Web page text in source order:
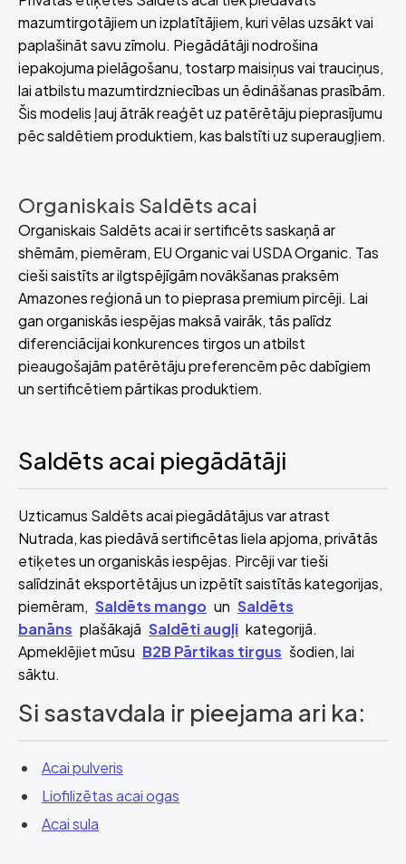
mazumtirgotājiem un izplatītājiem, kuri vēlas uzsākt vai
paplašināt savu zīmolu. Piegādātāji nodrošina
iepakojuma pielāgošanu, tostarp maisiņus vai trauciņus,
lai atbilstu mazumtirdzniecības un ēdināšanas prasībām.
Šis modelis ļauj ātrāk reaģēt uz patērētāju pieprasījumu
pēc saldētiem produktiem, kas balstīti uz superaugļiem.
Organiskais Saldēts acai
Organiskais Saldēts acai ir sertificēts saskaņā ar
shēmām, piemēram, EU Organic vai USDA Organic. Tas
cieši saistīts ar ilgtspējīgām novākšanas praksēm
Amazones reģionā un to pieprasa premium pircēji. Lai
gan organiskās iespējas maksā vairāk, tās palīdz
diferenciācijai konkurences tirgos un atbilst
pieaugošajām patērētāju preferencēm pēc dabīgiem
un sertificētiem pārtikas produktiem.
Saldēts acai piegādātāji
Uzticamus Saldēts acai piegādātājus var atrast
Nutrada, kas piedāvā sertificētas liela apjoma, privātās
etiķetes un organiskās iespējas. Pircēji var tieši
salīdzināt eksportētājus un izpētīt saistītās kategorijas,
piemēram, Saldēts mango un Saldēts
banāns plašākajā Saldēti augļi kategorijā.
Apmeklējiet mūsu B2B Pārtikas tirgus šodien, lai
sāktu.
Si sastavdala ir pieejama ari ka:
Acai pulveris
Liofilizētas acai ogas
Acai sula